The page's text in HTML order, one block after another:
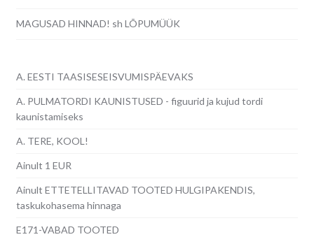
MAGUSAD HINNAD! sh LÕPUMÜÜK
A. EESTI TAASISESEISVUMISPÄEVAKS
A. PULMATORDI KAUNISTUSED - figuurid ja kujud tordi
kaunistamiseks
A. TERE, KOOL!
Ainult 1 EUR
Ainult ETTETELLITAVAD TOOTED HULGIPAKENDIS,
taskukohasema hinnaga
E171-VABAD TOOTED